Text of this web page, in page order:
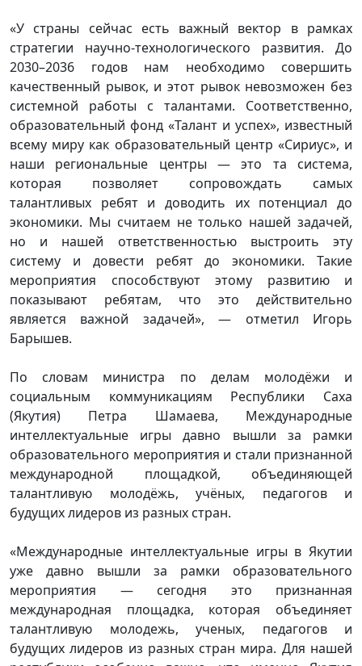
«У страны сейчас есть важный вектор в рамках
стратегии научно-технологического развития. До
2030–2036 годов нам необходимо совершить
качественный рывок, и этот рывок невозможен без
системной работы с талантами. Соответственно,
образовательный фонд «Талант и успех», известный
всему миру как образовательный центр «Сириус», и
наши региональные центры — это та система,
которая позволяет сопровождать самых
талантливых ребят и доводить их потенциал до
экономики. Мы считаем не только нашей задачей,
но и нашей ответственностью выстроить эту
систему и довести ребят до экономики. Такие
мероприятия способствуют этому развитию и
показывают ребятам, что это действительно
является важной задачей», — отметил Игорь
Барышев.
По словам министра по делам молодёжи и
социальным коммуникациям Республики Саха
(Якутия) Петра Шамаева, Международные
интеллектуальные игры давно вышли за рамки
образовательного мероприятия и стали признанной
международной площадкой, объединяющей
талантливую молодёжь, учёных, педагогов и
будущих лидеров из разных стран.
«Международные интеллектуальные игры в Якутии
уже давно вышли за рамки образовательного
мероприятия — сегодня это признанная
международная площадка, которая объединяет
талантливую молодежь, ученых, педагогов и
будущих лидеров из разных стран мира. Для нашей